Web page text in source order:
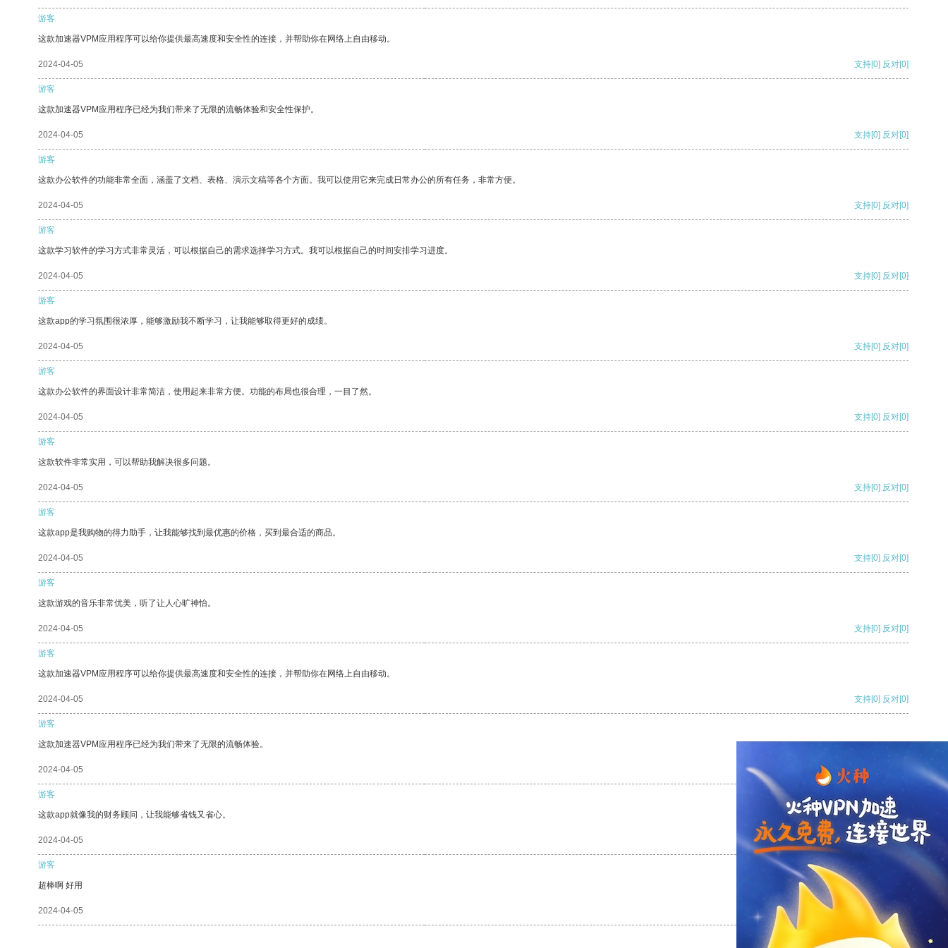
游客
这款加速器VPM应用程序可以给你提供最高速度和安全性的连接，并帮助你在网络上自由移动。
2024-04-05 支持[0] 反对[0]
游客
这款加速器VPM应用程序已经为我们带来了无限的流畅体验和安全性保护。
2024-04-05 支持[0] 反对[0]
游客
这款办公软件的功能非常全面，涵盖了文档、表格、演示文稿等各个方面。我可以使用它来完成日常办公的所有任务，非常方便。
2024-04-05 支持[0] 反对[0]
游客
这款学习软件的学习方式非常灵活，可以根据自己的需求选择学习方式。我可以根据自己的时间安排学习进度。
2024-04-05 支持[0] 反对[0]
游客
这款app的学习氛围很浓厚，能够激励我不断学习，让我能够取得更好的成绩。
2024-04-05 支持[0] 反对[0]
游客
这款办公软件的界面设计非常简洁，使用起来非常方便。功能的布局也很合理，一目了然。
2024-04-05 支持[0] 反对[0]
游客
这款软件非常实用，可以帮助我解决很多问题。
2024-04-05 支持[0] 反对[0]
游客
这款app是我购物的得力助手，让我能够找到最优惠的价格，买到最合适的商品。
2024-04-05 支持[0] 反对[0]
游客
这款游戏的音乐非常优美，听了让人心旷神怡。
2024-04-05 支持[0] 反对[0]
游客
这款加速器VPM应用程序可以给你提供最高速度和安全性的连接，并帮助你在网络上自由移动。
2024-04-05 支持[0] 反对[0]
游客
这款加速器VPM应用程序已经为我们带来了无限的流畅体验。
2024-04-05 支持
游客
这款app就像我的财务顾问，让我能够省钱又省心。
2024-04-05 支持[0] 反对[0]
游客
超棒啊 好用
2024-04-05 支持[0] 反对[0]